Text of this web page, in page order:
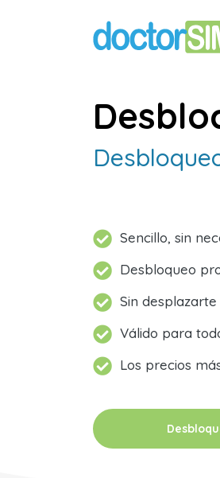
Sencillo, sin
Desbloqueo
Sin
Válido para
Los precios